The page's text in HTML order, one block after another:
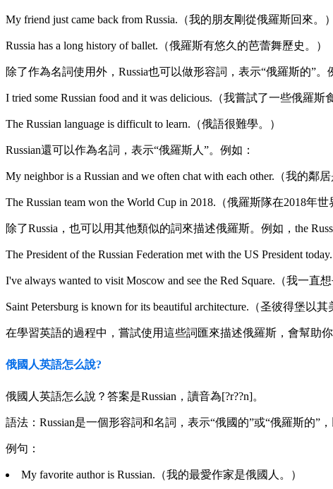
My friend just came back from Russia.（我的朋友剛從俄羅斯回來。）
Russia has a long history of ballet.（俄羅斯有悠久的芭蕾舞歷史。）
除了作為名詞使用外，Russia也可以做形容詞，表示“俄羅斯的”。
I tried some Russian food and it was delicious.（我嘗試了一些俄羅斯
The Russian language is difficult to learn.（俄語很難學。）
Russian還可以作為名詞，表示“俄羅斯人”。例如：
My neighbor is a Russian and we often chat with each other.（我的鄰
The Russian team won the World Cup in 2018.（俄羅斯隊在2018年
除了Russia，也可以用其他類似的詞來描述俄羅斯。例如，the
The President of the Russian Federation met with the US President
I've always wanted to visit Moscow and see the Red Square.（我一直
Saint Petersburg is known for its beautiful architecture.（圣彼得堡以
在學習英語的過程中，嘗試使用這些詞匯來描述俄羅斯，會幫助
俄國人英語怎么說?
俄國人英語怎么說？答案是Russian，讀音為[?r??n]。
語法：Russian是一個形容詞和名詞，表示“俄國的”或“俄羅斯的”，
例句：
My favorite author is Russian.（我的最愛作家是俄國人。）